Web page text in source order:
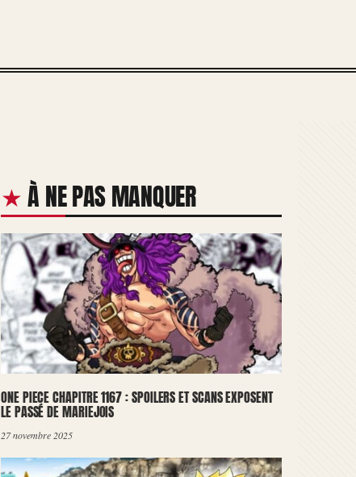
À NE PAS MANQUER
ONE PIECE CHAPITRE 1167 : SPOILERS ET SCANS EXPOSENT
LE PASSÉ DE MARIEJOIS
27 novembre 2025